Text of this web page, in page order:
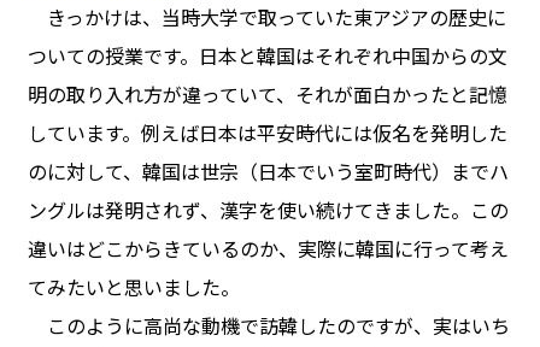
きっかけは、当時大学で取っていた東アジアの歴史に
ついての授業です。日本と韓国はそれぞれ中国からの文
明の取り入れ方が違っていて、それが面白かったと記憶
しています。例えば日本は平安時代には仮名を発明した
のに対して、韓国は世宗（日本でいう室町時代）までハ
ングルは発明されず、漢字を使い続けてきました。この
違いはどこからきているのか、実際に韓国に行って考え
てみたいと思いました。
このように高尚な動機で訪韓したのですが、実はいち